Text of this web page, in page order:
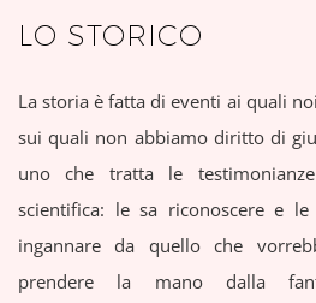
LO STORICO
La storia è fatta di eventi ai quali
sui quali non abbiamo diritto di
uno che tratta le
scientifica: le sa riconoscere e
ingannare da quello che
prendere la mano dalla